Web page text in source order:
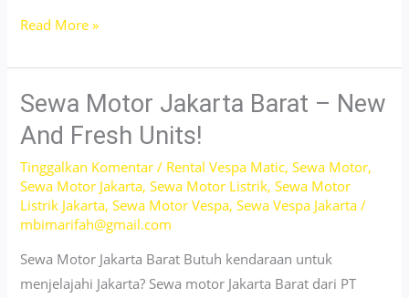
Sewa
Jakarta
Selatan
–
Easy
&
Affordable
Car
Read More »
Sewa Motor Jakarta Barat – New
And Fresh Units!
Tinggalkan Komentar / Rental Vespa Matic,Sewa Motor,
Sewa Motor Jakarta,Sewa Motor Listrik,Sewa Motor
Listrik Jakarta,Sewa Motor Vespa,Sewa Vespa Jakarta /
mbimarifah@gmail.com
Sewa Motor Jakarta Barat Butuh kendaraan untuk
menjelajahi Jakarta? Sewa motor Jakarta Barat dari PT